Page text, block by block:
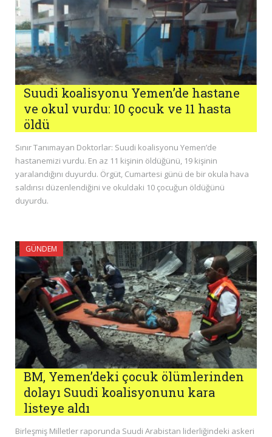
Suudi koalisyonu Yemen’de hastane
ve okul vurdu: 10 çocuk ve 11 hasta
öldü
Sınır Tanımayan Doktorlar: Suudi koalisyonu Yemen’de
hastanemizi vurdu. En az 11 kişinin öldüğünü, 19 kişinin
yaralandığını duyurdu. Örgüt, Cumartesi günü de bir okula hava
saldırısı düzenlendiğini ve okuldaki 10 çocuğun öldüğünü
duyurdu.
GÜNDEM
BM, Yemen’deki çocuk ölümlerinden
dolayı Suudi koalisyonunu kara
listeye aldı
Birleşmiş Milletler raporunda Suudi Arabistan liderliğindeki askeri